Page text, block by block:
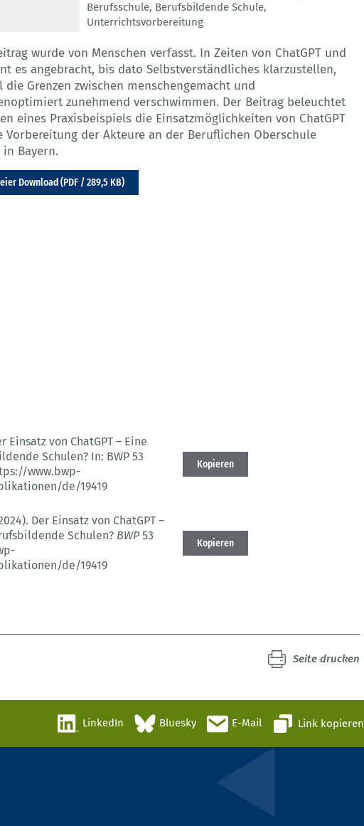
Berufsschule, Berufsbildende Schule,
Unterrichtsvorbereitung
wurde von Menschen verfasst. In Zeiten von ChatGPT und
es angebracht, bis dato Selbstverständliches klarzustellen,
die Grenzen zwischen menschengemacht und
zunehmend verschwimmen. Der Beitrag beleuchtet
eines Praxisbeispiels die Einsatzmöglichkeiten von ChatGPT
Vorbereitung der Akteure an der Beruflichen Oberschule
in Bayern.
Download (PDF / 289,5 KB)
Einsatz von ChatGPT – Eine
Schulen? In: BWP 53
www.bwp-
de/19419
Kopieren
Der Einsatz von ChatGPT –
Schulen? BWP53
de/19419
Kopieren
Seite drucken
LinkedIn Bluesky E-Mail Link kopieren